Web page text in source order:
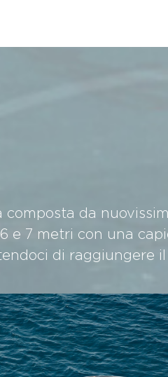
composta da
e 7 metri con una
di raggiungere